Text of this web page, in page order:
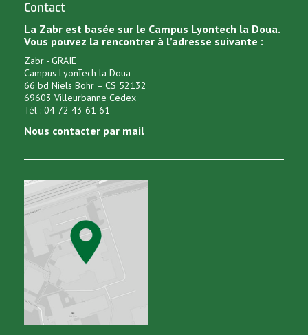
Contact
La Zabr est basée sur le Campus Lyontech la Doua.
Vous pouvez la rencontrer à l’adresse suivante :
Zabr - GRAIE
Campus LyonTech la Doua
66 bd Niels Bohr – CS 52132
69603 Villeurbanne Cedex
Tél : 04 72 43 61 61
Nous contacter par mail